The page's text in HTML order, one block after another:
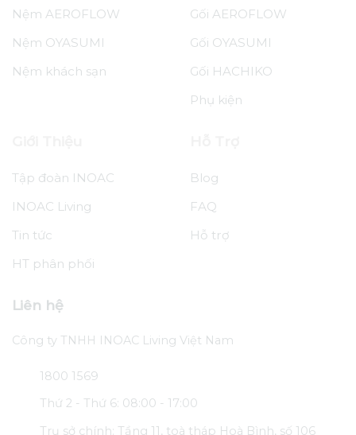
Nệm AEROFLOW
Nệm OYASUMI
Nệm khách sạn
Gối AEROFLOW
Gối OYASUMI
Gối HACHIKO
Phụ kiện
Tập đoàn INOAC
INOAC Living
Tin tức
HT phân phối
Blog
FAQ
Hỗ trợ
Liên hệ
Công ty TNHH INOAC Living Việt Nam
1800 1569
Thứ 2 - Thứ 6: 08:00 - 17:00
Trụ sở chính: Tầng 11, toà tháp Hoà Bình, số 106